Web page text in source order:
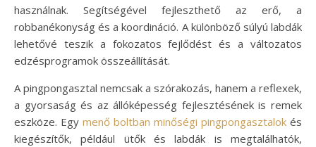
használnak. Segítségével fejleszthető az erő, a
robbanékonyság és a koordináció. A különböző súlyú labdák
lehetővé teszik a fokozatos fejlődést és a változatos
edzésprogramok összeállítását.
A pingpongasztal nemcsak a szórakozás, hanem a reflexek,
a gyorsaság és az állóképesség fejlesztésének is remek
eszköze. Egy menő boltban minőségi pingpongasztalok és
kiegészítők, például ütők és labdák is megtalálhatók,